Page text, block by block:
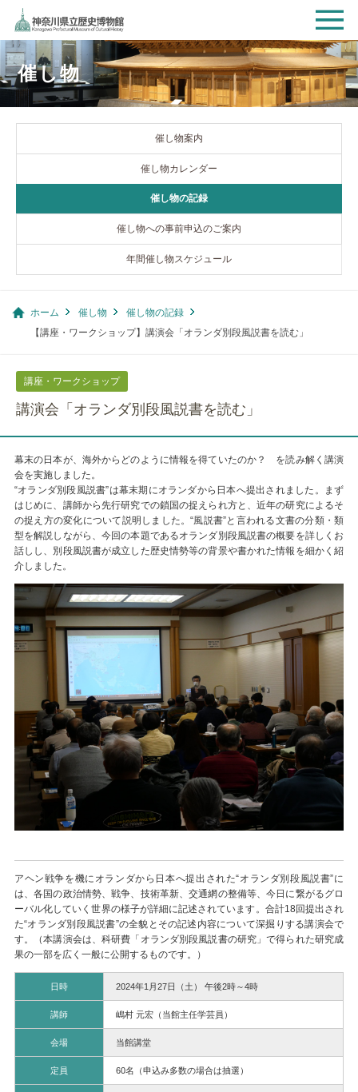
催し物
催し物案内
催し物カレンダー
催し物の記録
催し物への事前申込のご案内
年間催し物スケジュール
ホーム 催し物
催し物の記録
【講座・ワークショップ】講演会「オランダ別段風説書を読む」
講座・ワークショップ
講演会「オランダ別段風説書を読む」
幕末の日本が、海外からどのように情報を得ていたのか？ を読み解く講演
会を実施しました。
“オランダ別段風説書”は幕末期にオランダから日本へ提出されました。まず
はじめに、講師から先行研究での鎖国の捉えられ方と、近年の研究によるそ
の捉え方の変化について説明しました。“風説書”と言われる文書の分類・類
型を解説しながら、今回の本題であるオランダ別段風説書の概要を詳しくお
話しし、別段風説書が成立した歴史情勢等の背景や書かれた情報を細かく紹
介しました。
アヘン戦争を機にオランダから日本へ提出された“オランダ別段風説書”に
は、各国の政治情勢、戦争、技術革新、交通網の整備等、今日に繋がるグロ
ーバル化していく世界の様子が詳細に記述されています。合計18回提出され
た“オランダ別段風説書”の全貌とその記述内容について深掘りする講演会で
す。（本講演会は、科研費「オランダ別段風説書の研究」で得られた研究成
果の一部を広く一般に公開するものです。）
日時 2024年1月27日（土） 午後2時～4時
講師 嶋村 元宏（当館主任学芸員）
会場 当館講堂
定員 60名（申込み多数の場合は抽選）